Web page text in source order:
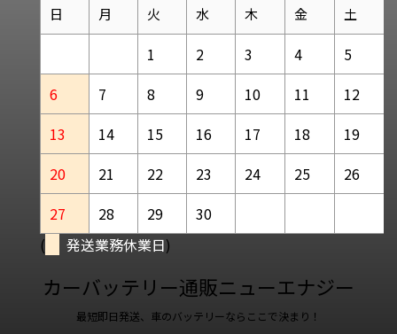
日 月 火 水 木 金 土
1 2 3 4
5
6
7 8 9 10 11
12
13
14 15 16 17 18
19
20
21 22 23 24 25
26
27
28 29
30
(
発送業務休業日)
カーバッテリー通販ニューエナジー
最短即日発送、車のバッテリーならここで決まり！